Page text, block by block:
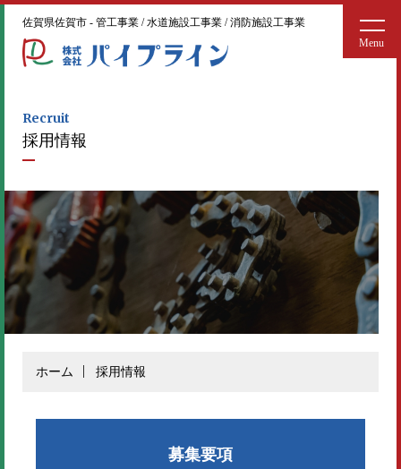
佐賀県佐賀市 - 管工事業 / 水道施設工事業 / 消防施設工事業
Recruit
採用情報
ホーム 採用情報
募集要項